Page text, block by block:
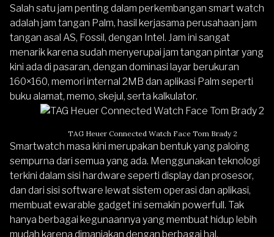
Salah satu jam penting dalam perkembangan smart watch
adalah jam tangan Palm, hasil kerjasama perusahaan jam
tangan asal AS, Fossil, dengan Intel. Jam ini sangat
menarik karena sudah menyerupai jam tangan pintar yang
kini ada di pasaran, dengan dominasi layar berukuran
160×160, memori internal 2MB dan aplikasi Palm seperti
buku alamat, memo, skejul, serta kalkulator.
TAG Heuer Connected Watch Face Tom Brady 2
Smartwatch masa kini merupakan bentuk yang paloing
sempurna dari semua yang ada. Menggunakan teknologi
terkini dalam sisi hardware seperti display dan prosesor,
dan dari sisi software lewat sistem operasi dan aplikasi,
membuat ewarable gadget ini semakin powerfull. Tak
hanya berbagai kegunaannya yang membuat hidup lebih
mudah karena dimanjakan dengan berbagai hal,